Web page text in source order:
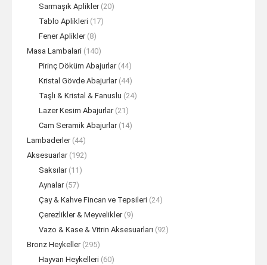
Sarmaşık Aplikler (20)
Tablo Aplikleri (17)
Fener Aplikler (8)
Masa Lambalari (140)
Pirinç Döküm Abajurlar (44)
Kristal Gövde Abajurlar (44)
Taşlı & Kristal & Fanuslu (24)
Lazer Kesim Abajurlar (21)
Cam Seramik Abajurlar (14)
Lambaderler (44)
Aksesuarlar (192)
Saksılar (11)
Aynalar (57)
Çay & Kahve Fincan ve Tepsileri (24)
Çerezlikler & Meyvelikler (9)
Vazo & Kase & Vitrin Aksesuarları (92)
Bronz Heykeller (295)
Hayvan Heykelleri (60)